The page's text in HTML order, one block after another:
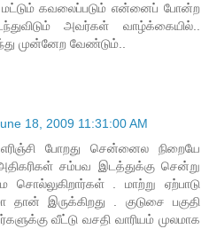
கவலைப்படும் என்னைப் போன்ற
அவர்கள் வாழ்க்கையில்..
முன்னேற வேண்டும்..
18, 2009 11:31:00 AM
எரிஞ்சி போறது சென்னைல நிறையே
சம்பவ இடத்துக்கு சென்று
சொல்லுகிறார்கள் . மாற்று ஏற்பாடு
இருக்கிறது . குடுசை பகுதி
வீட்டு வசதி வாரியம் முலமாக